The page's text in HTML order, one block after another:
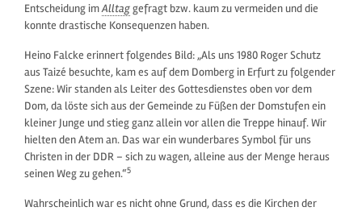
Entscheidung imAlltaggefragt bzw. kaum zu vermeiden und die
konnte drastische Konsequenzen haben.
Heino Falcke erinnert folgendes Bild: „Als uns 1980 Roger Schutz
aus Taizé besuchte, kam es auf dem Domberg in Erfurt zu folgender
Szene: Wir standen als Leiter des Gottesdienstes oben vor dem
Dom, da löste sich aus der Gemeinde zu Füßen der Domstufen ein
kleiner Junge und stieg ganz allein vor allen die Treppe hinauf. Wir
hielten den Atem an. Das war ein wunderbares Symbol für uns
Christen in der DDR – sich zu wagen, alleine aus der Menge heraus
seinen Weg zu gehen.“5
Wahrscheinlich war es nicht ohne Grund, dass es die Kirchen der